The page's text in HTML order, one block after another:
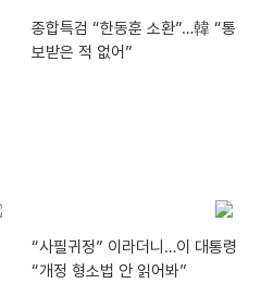
종합특검 “한동훈 소환”…韓 “통
보받은 적 없어”
“사필귀정” 이라더니…이 대통령
“개정 형소법 안 읽어봐”